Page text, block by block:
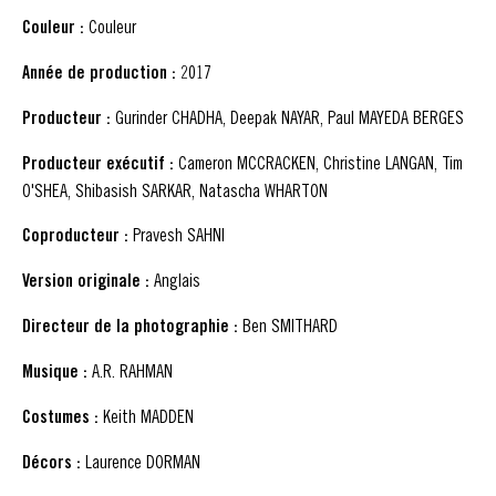
Couleur : Couleur
Année de production : 2017
Producteur : Gurinder CHADHA, Deepak NAYAR, Paul MAYEDA BERGES
Producteur exécutif : Cameron MCCRACKEN, Christine LANGAN, Tim
O'SHEA, Shibasish SARKAR, Natascha WHARTON
Coproducteur : Pravesh SAHNI
Version originale : Anglais
Directeur de la photographie : Ben SMITHARD
Musique : A.R. RAHMAN
Costumes : Keith MADDEN
Décors : Laurence DORMAN